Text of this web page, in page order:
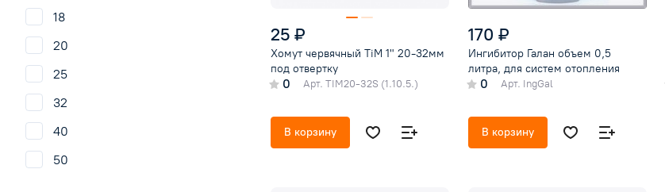
25 ₽
Хомут червячный TiM 1" 20-32мм
под отвертку
0 Арт. TIM20-32S (1.10.5.)
В корзину
170 ₽
Ингибитор Галан объем 0,5
литра, для систем отопления
0 Арт. IngGal
В корзину
систем отопления
лен
лента монтажная
лента перфорированная
прокладки
реагенты
18
20
25
32
40
50